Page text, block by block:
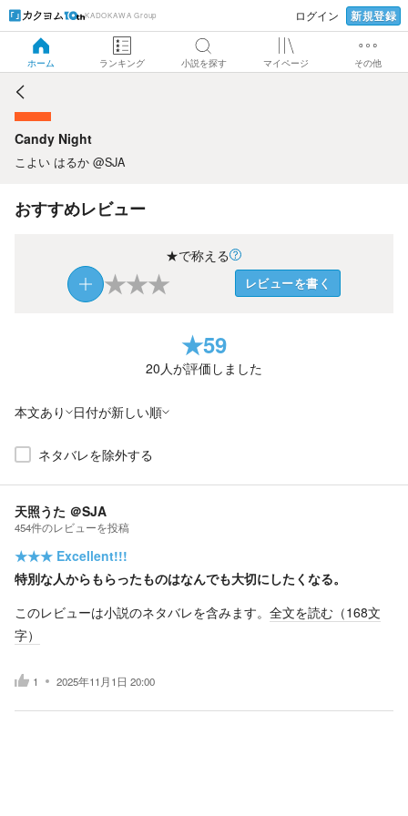
KADOKAWA Group ログイン 新規登録
ホーム ランキング 小説を探す マイページ その他
Candy Night
Candy Night
こよい はるか @SJA
おすすめレビュー
★で称える
★★★ レビューを書く
★59
20人が評価しました
本文あり 日付が新しい順
ネタバレを除外する
天照うた ＠SJA
454件のレビューを投稿
★★★ Excellent!!!
特別な人からもらったものはなんでも大切にしたくなる。
このレビューは小説のネタバレを含みます。 全文を読む（168文
字）
1 2025年11月1日 20:00